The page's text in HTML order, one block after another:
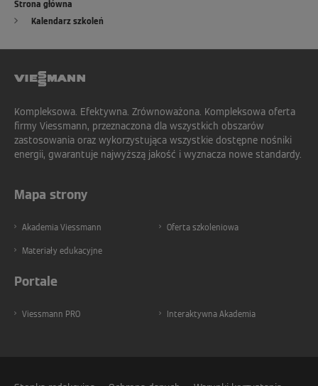
Strona główna
Kalendarz szkoleń
Kompleksowa. Efektywna. Zrównoważona. Kompleksowa oferta
firmy Viessmann, przeznaczona dla wszystkich obszarów
zastosowania oraz wykorzystująca wszystkie dostępne nośniki
energii, gwarantuje najwyższą jakość i wyznacza nowe standardy.
Mapa strony
Akademia Viessmann Oferta szkoleniowa
Materiały edukacyjne
Portale
Viessmann PRO Interaktywna Akademia